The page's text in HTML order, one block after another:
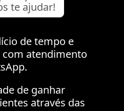
te ajudar!
de tempo e
atendimento
de ganhar
através das